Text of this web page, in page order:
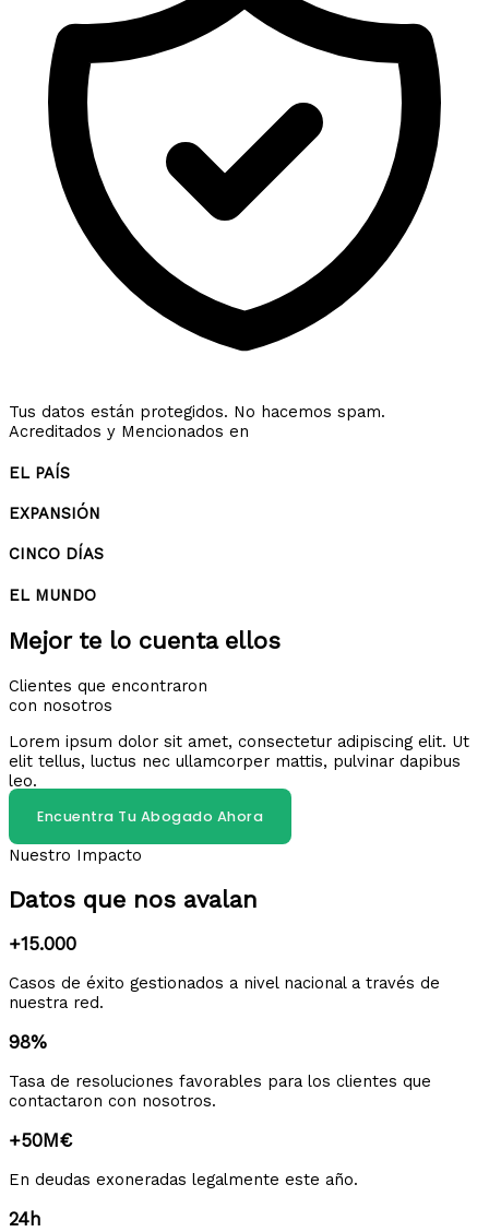
Tus datos están protegidos. No hacemos spam.
Acreditados y Mencionados en
EL PAÍS
EXPANSIÓN
CINCO DÍAS
EL MUNDO
Mejor te lo cuenta ellos
Clientes que encontraron
con nosotros
Lorem ipsum dolor sit amet, consectetur adipiscing elit. Ut
elit tellus, luctus nec ullamcorper mattis, pulvinar dapibus
leo.
Encuentra Tu Abogado Ahora
Nuestro Impacto
Datos que nos avalan
+15.000
Casos de éxito gestionados a nivel nacional a través de
nuestra red.
98%
Tasa de resoluciones favorables para los clientes que
contactaron con nosotros.
+50M€
En deudas exoneradas legalmente este año.
24h